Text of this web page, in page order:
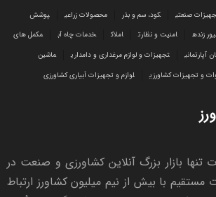
صنعتی کود، سم و بذر محصولات زراعی
پوشش
زنده امنیت و نظارت املاک خدمات چاه آب
مکمل های
آپارتمانی تجهیزات و لوازم مرغداری و دامداری
ماشین
و تجهیزات کشاورزی لوازم و تجهیزات آبیاری کشاورزی
تنها بازار بزرگ آنلاین کشاورزی و صنعت در
با بیش از نیم میلیون کشاورز ارتباط